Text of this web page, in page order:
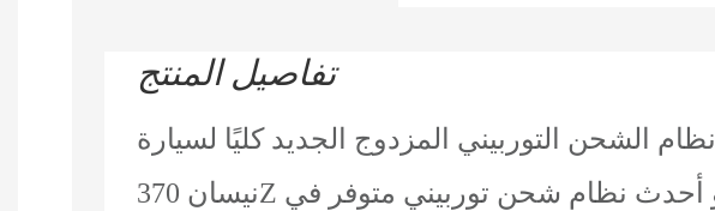
تفاصيل المنتج
نظام الشحن التوربيني المزدوج الجديد كليًا لسيارة
نيسان 370Z هو أحدث نظام شحن توربيني متوفر في